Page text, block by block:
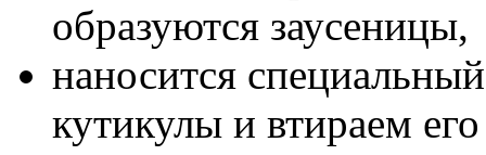
образуются заусеницы,
наносится
кутикулы и втираем